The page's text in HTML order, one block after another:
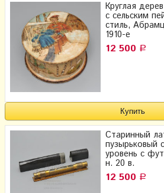
Круглая
с сельским
стиль,
1910-е
12 500 Р
Старинный
пузырьковый
уровень с
н. 20 в.
12 500 Р